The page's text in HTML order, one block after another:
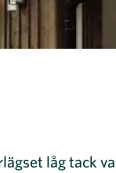
låg tack